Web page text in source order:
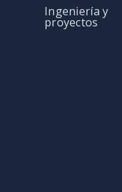
Ingeniería y
proyectos